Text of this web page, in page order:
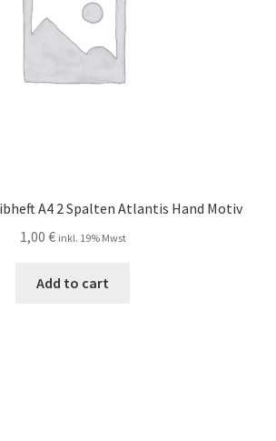
A4 2 Spalten Atlantis Hand Motiv
1,00 € inkl. 19% Mwst
Add to cart